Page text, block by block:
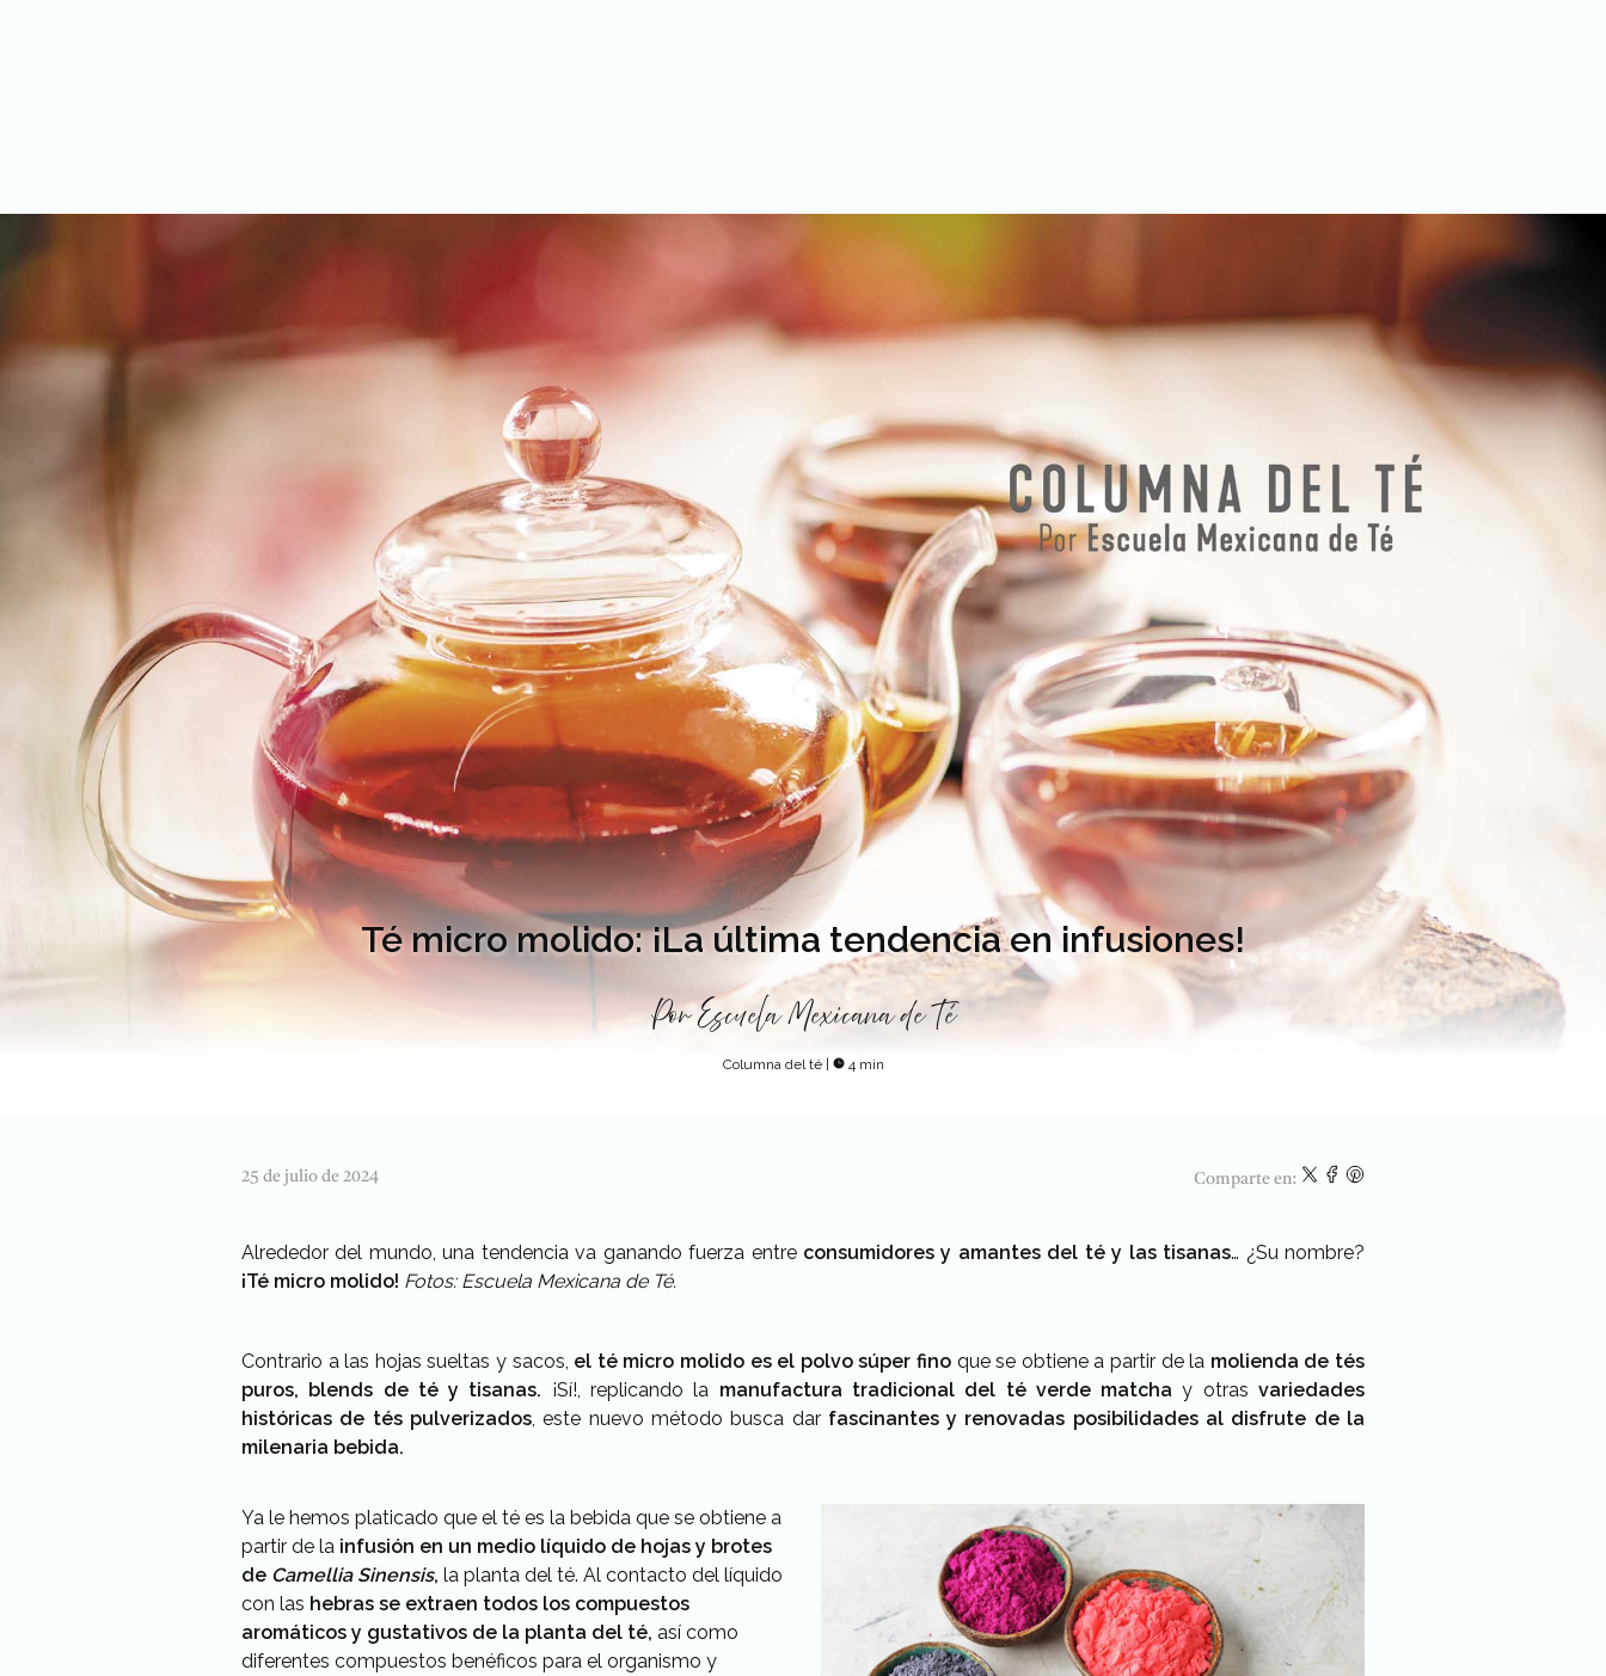
Té micro molido: ¡La última tendencia en infusiones!
Por Escuela Mexicana de Té
Columna del té | 4 min
25 de julio de 2024 Comparte en:
Alrededor del mundo, una tendencia va ganando fuerza entre consumidores y amantes del té y las tisanas… ¿Su nombre?
¡Té micro molido! Fotos: Escuela Mexicana de Té.
Contrario a las hojas sueltas y sacos, el té micro molido es el polvo súper fino que se obtiene a partir de la molienda de tés
puros, blends de té y tisanas. ¡Sí!, replicando la manufactura tradicional del té verde matcha y otrasvariedades
históricas de tés pulverizados, este nuevo método busca dar fascinantes y renovadas posibilidades al disfrute de la
milenaria bebida.
Ya le hemos platicado que el té es la bebida que se obtiene a
partir de la infusión en un medio líquido de hojas y brotes
de Camellia Sinensis, la planta del té. Al contacto del líquido
con las hebras se extraen todos los compuestos
aromáticos y gustativos de la planta del té, así como
diferentes compuestos benéficos para el organismo y